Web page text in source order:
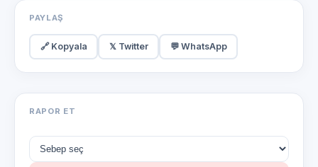
PAYLAŞ
🔗 Kopyala 𝕏 Twitter 💬 WhatsApp
RAPOR ET